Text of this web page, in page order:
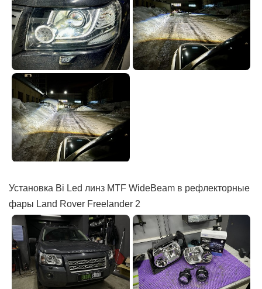
Установка Bi Led линз MTF WideBeam в рефлекторные
фары Land Rover Freelander 2